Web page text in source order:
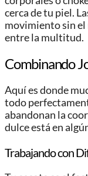
cerca de tu piel.
movimiento sin el
entre la multitud.
Combinando
Aquí es donde
todo
abandonan la
dulce está en
Trabajando con